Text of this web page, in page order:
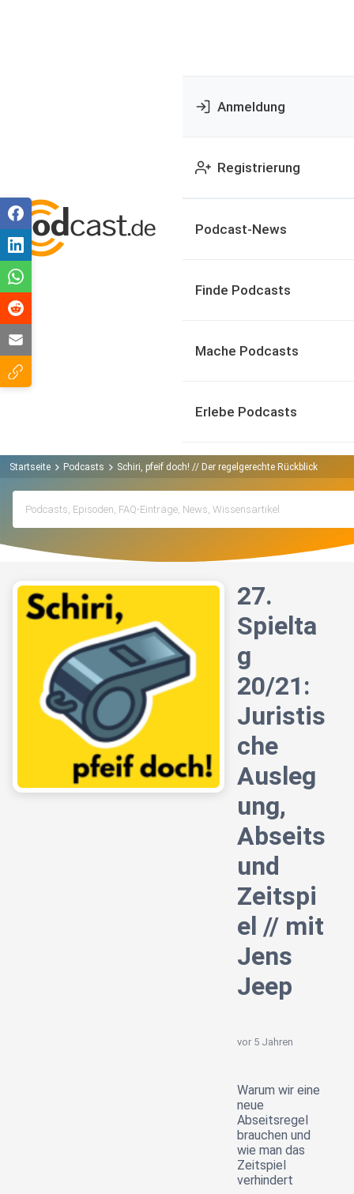
Anmeldung
Registrierung
Podcast-News
Finde Podcasts
Mache Podcasts
Erlebe Podcasts
Startseite Podcasts Schiri, pfeif doch! // Der regelgerechte Rückblick auf
27.
Spielta
g
20/21:
Juristis
che
Ausleg
ung,
Abseits
und
Zeitspi
el // mit
Jens
Jeep
vor 5 Jahren
Warum wir eine
neue
Abseitsregel
brauchen und
wie man das
Zeitspiel
verhindert